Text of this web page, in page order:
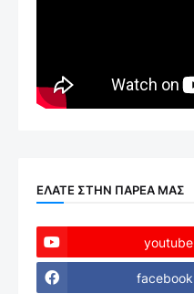
ΕΛΑΤΕ ΣΤΗΝ ΠΑΡΕΑ ΜΑΣ
youtube
facebook